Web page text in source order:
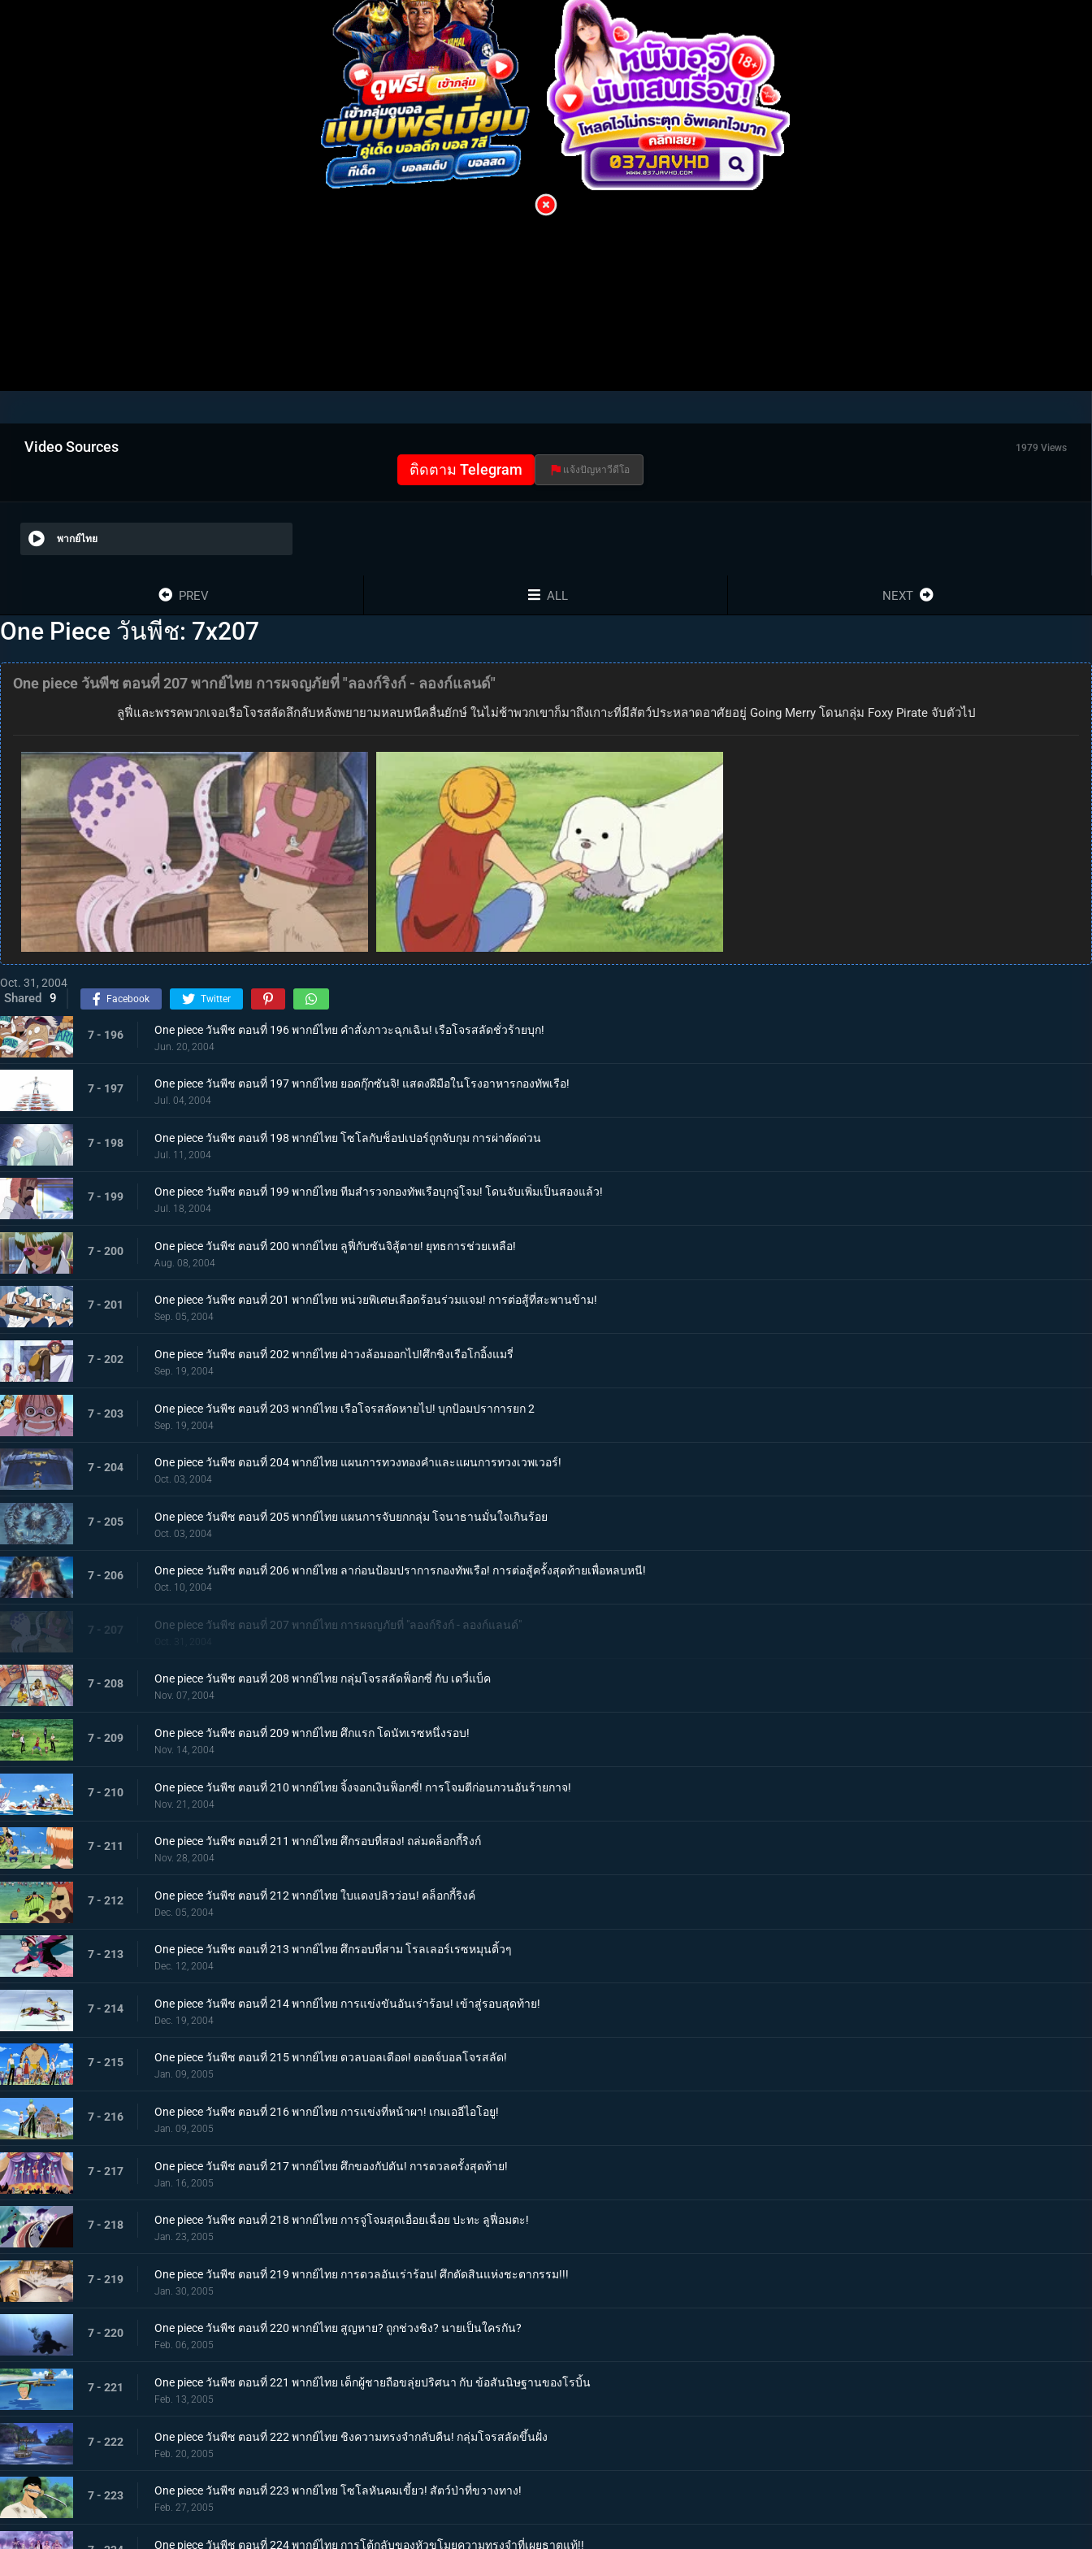
Video Sources 1979 Views
ติดตาม Telegram แจ้งปัญหาวีดีโอ
พากย์ไทย
PREV ALL NEXT
One Piece วันพีช: 7x207
One piece วันพีช ตอนที่ 207 พากย์ไทย การผจญภัยที่ "ลองก์ริงก์ - ลองก์แลนด์"
ลูฟี่และพรรคพวกเจอเรือโจรสลัดลึกลับหลังพยายามหลบหนีคลื่นยักษ์ ในไม่ช้าพวกเขาก็มาถึงเกาะที่มีสัตว์ประหลาดอาศัยอยู่ Going Merry โดนกลุ่ม Foxy Pirate จับตัวไป
Oct. 31, 2004
Shared 9 Facebook Twitter
7 - 196 One piece วันพีช ตอนที่ 196 พากย์ไทย คำสั่งภาวะฉุกเฉิน! เรือโจรสลัดชั่วร้ายบุก!
Jun. 20, 2004
7 - 197 One piece วันพีช ตอนที่ 197 พากย์ไทย ยอดกุ๊กซันจิ! แสดงฝีมือในโรงอาหารกองทัพเรือ!
Jul. 04, 2004
7 - 198 One piece วันพีช ตอนที่ 198 พากย์ไทย โซโลกับช็อปเปอร์ถูกจับกุม การผ่าตัดด่วน
Jul. 11, 2004
7 - 199 One piece วันพีช ตอนที่ 199 พากย์ไทย ทีมสำรวจกองทัพเรือบุกจู่โจม! โดนจับเพิ่มเป็นสองแล้ว!
Jul. 18, 2004
7 - 200 One piece วันพีช ตอนที่ 200 พากย์ไทย ลูฟี่กับซันจิสู้ตาย! ยุทธการช่วยเหลือ!
Aug. 08, 2004
7 - 201 One piece วันพีช ตอนที่ 201 พากย์ไทย หน่วยพิเศษเลือดร้อนร่วมแจม! การต่อสู้ที่สะพานข้าม!
Sep. 05, 2004
7 - 202 One piece วันพีช ตอนที่ 202 พากย์ไทย ฝ่าวงล้อมออกไป!ศึกชิงเรือโกอิ้งแมรี่
Sep. 19, 2004
7 - 203 One piece วันพีช ตอนที่ 203 พากย์ไทย เรือโจรสลัดหายไป! บุกป้อมปราการยก 2
Sep. 19, 2004
7 - 204 One piece วันพีช ตอนที่ 204 พากย์ไทย แผนการทวงทองคำและแผนการทวงเวพเวอร์!
Oct. 03, 2004
7 - 205 One piece วันพีช ตอนที่ 205 พากย์ไทย แผนการจับยกกลุ่ม โจนาธานมั่นใจเกินร้อย
Oct. 03, 2004
7 - 206 One piece วันพีช ตอนที่ 206 พากย์ไทย ลาก่อนป้อมปราการกองทัพเรือ! การต่อสู้ครั้งสุดท้ายเพื่อหลบหนี!
Oct. 10, 2004
7 - 207 One piece วันพีช ตอนที่ 207 พากย์ไทย การผจญภัยที่ "ลองก์ริงก์ - ลองก์แลนด์"
Oct. 31, 2004
7 - 208 One piece วันพีช ตอนที่ 208 พากย์ไทย กลุ่มโจรสลัดฟ็อกซี่ กับ เดวี่แบ็ค
Nov. 07, 2004
7 - 209 One piece วันพีช ตอนที่ 209 พากย์ไทย ศึกแรก โดนัทเรซหนึ่งรอบ!
Nov. 14, 2004
7 - 210 One piece วันพีช ตอนที่ 210 พากย์ไทย จิ้งจอกเงินฟ็อกซี่! การโจมตีก่อนกวนอันร้ายกาจ!
Nov. 21, 2004
7 - 211 One piece วันพีช ตอนที่ 211 พากย์ไทย ศึกรอบที่สอง! ถล่มคล็อกกี้ริงก์
Nov. 28, 2004
7 - 212 One piece วันพีช ตอนที่ 212 พากย์ไทย ใบแดงปลิวว่อน! คล็อกกี้ริงค์
Dec. 05, 2004
7 - 213 One piece วันพีช ตอนที่ 213 พากย์ไทย ศึกรอบที่สาม โรลเลอร์เรซหมุนติ้วๆ
Dec. 12, 2004
7 - 214 One piece วันพีช ตอนที่ 214 พากย์ไทย การแข่งขันอันเร่าร้อน! เข้าสู่รอบสุดท้าย!
Dec. 19, 2004
7 - 215 One piece วันพีช ตอนที่ 215 พากย์ไทย ดวลบอลเดือด! ดอดจ์บอลโจรสลัด!
Jan. 09, 2005
7 - 216 One piece วันพีช ตอนที่ 216 พากย์ไทย การแข่งที่หน้าผา! เกมเออีไอโอยู!
Jan. 09, 2005
7 - 217 One piece วันพีช ตอนที่ 217 พากย์ไทย ศึกของกัปตัน! การดวลครั้งสุดท้าย!
Jan. 16, 2005
7 - 218 One piece วันพีช ตอนที่ 218 พากย์ไทย การจู่โจมสุดเอื่อยเฉื่อย ปะทะ ลูฟี่อมตะ!
Jan. 23, 2005
7 - 219 One piece วันพีช ตอนที่ 219 พากย์ไทย การดวลอันเร่าร้อน! ศึกตัดสินแห่งชะตากรรม!!!
Jan. 30, 2005
7 - 220 One piece วันพีช ตอนที่ 220 พากย์ไทย สูญหาย? ถูกช่วงชิง? นายเป็นใครกัน?
Feb. 06, 2005
7 - 221 One piece วันพีช ตอนที่ 221 พากย์ไทย เด็กผู้ชายถือขลุ่ยปริศนา กับ ข้อสันนิษฐานของโรบิ้น
Feb. 13, 2005
7 - 222 One piece วันพีช ตอนที่ 222 พากย์ไทย ชิงความทรงจำกลับคืน! กลุ่มโจรสลัดขึ้นฝั่ง
Feb. 20, 2005
7 - 223 One piece วันพีช ตอนที่ 223 พากย์ไทย โซโลหันคมเขี้ยว! สัตว์ป่าที่ขวางทาง!
Feb. 27, 2005
One piece วันพีช ตอนที่ 224 พากย์ไทย การโต้กลับของหัวขโมยความทรงจำที่เผยธาตุแท้!!